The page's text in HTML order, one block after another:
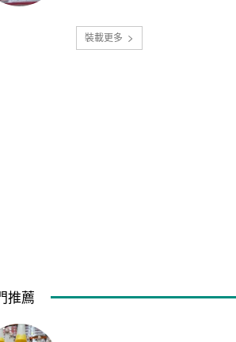
裝載更多
推薦